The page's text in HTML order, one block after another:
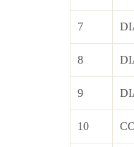
7
8
9
10